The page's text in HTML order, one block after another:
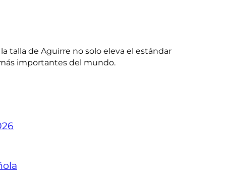
talla de Aguirre no solo eleva el estándar
importantes del mundo.